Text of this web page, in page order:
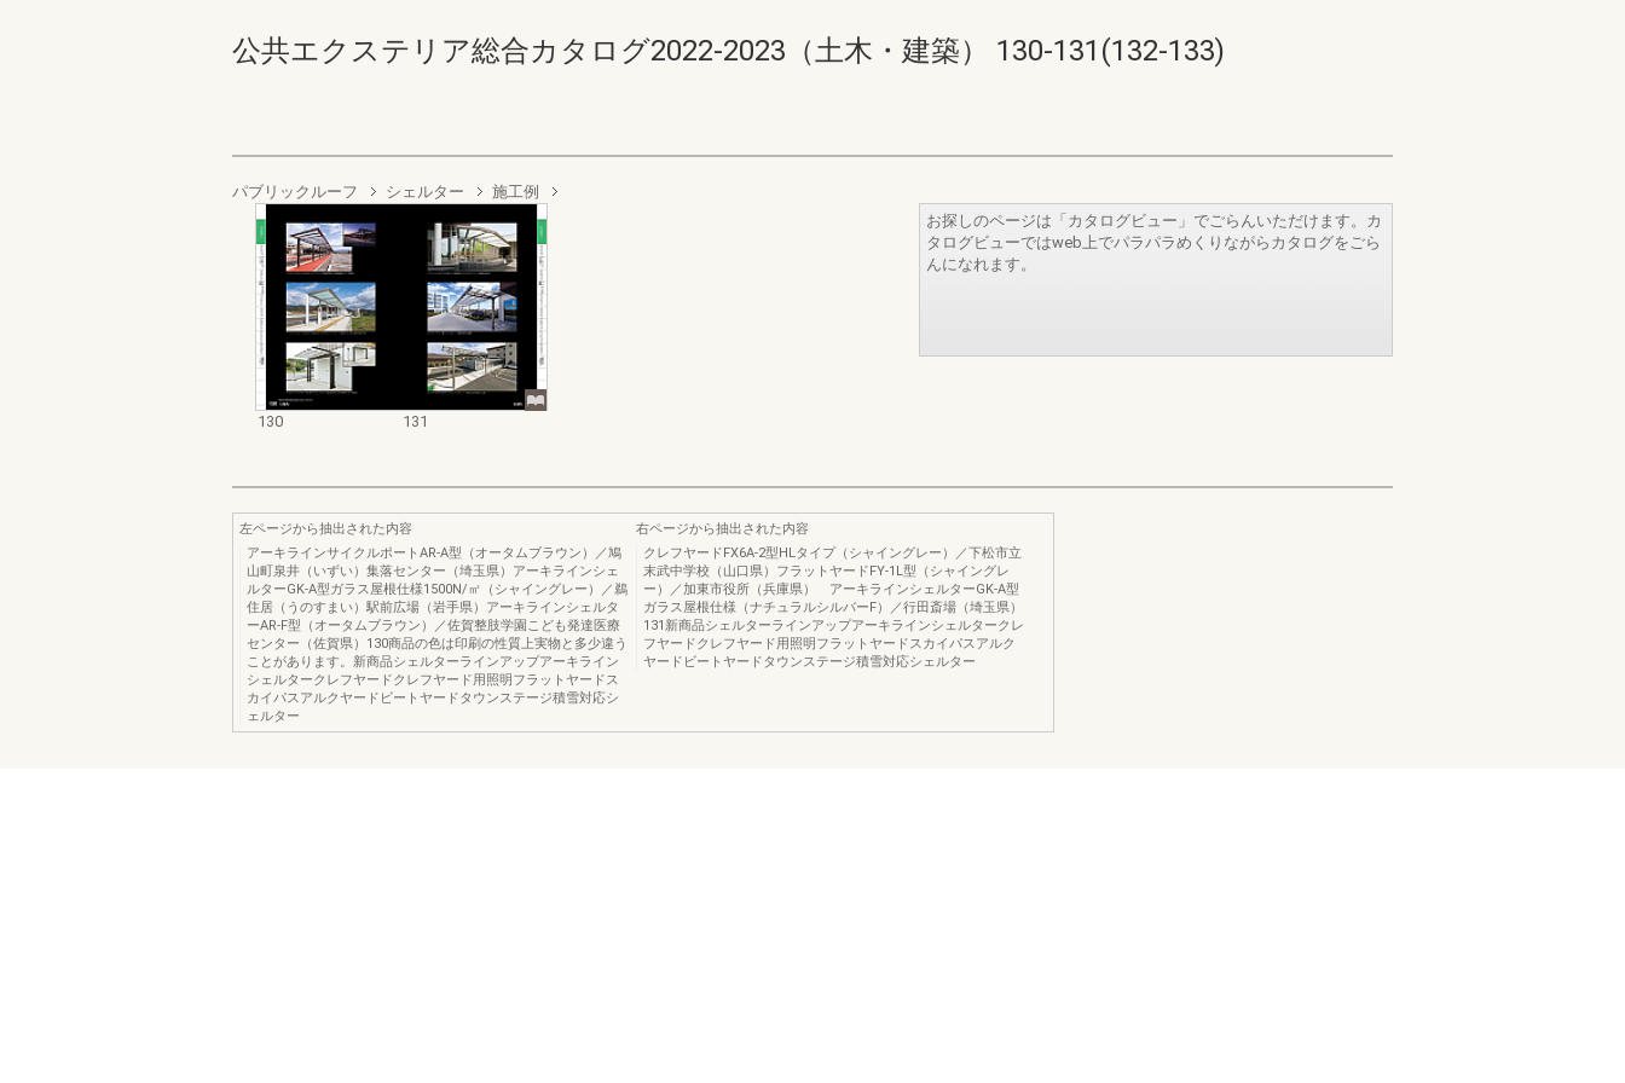
公共エクステリア総合カタログ2022-2023（土木・建築） 130-131(132-133)
パブリックルーフ シェルター 施工例
130 131
お探しのページは「カタログビュー」でごらんいただけます。カ
タログビューではweb上でパラパラめくりながらカタログをごら
んになれます。
左ページから抽出された内容
アーキラインサイクルポートAR-A型（オータムブラウン）／鳩
山町泉井（いずい）集落センター（埼玉県）アーキラインシェ
ルターGK-A型ガラス屋根仕様1500N/㎡（シャイングレー）／鵜
住居（うのすまい）駅前広場（岩手県）アーキラインシェルタ
ーAR-F型（オータムブラウン）／佐賀整肢学園こども発達医療
センター（佐賀県）130商品の色は印刷の性質上実物と多少違う
ことがあります。新商品シェルターラインアップアーキライン
シェルタークレフヤードクレフヤード用照明フラットヤードス
カイパスアルクヤードビートヤードタウンステージ積雪対応シ
ェルター
右ページから抽出された内容
クレフヤードFX6A-2型HLタイプ（シャイングレー）／下松市立
末武中学校（山口県）フラットヤードFY-1L型（シャイングレ
ー）／加東市役所（兵庫県） アーキラインシェルターGK-A型
ガラス屋根仕様（ナチュラルシルバーF）／行田斎場（埼玉県）
131新商品シェルターラインアップアーキラインシェルタークレ
フヤードクレフヤード用照明フラットヤードスカイパスアルク
ヤードビートヤードタウンステージ積雪対応シェルター